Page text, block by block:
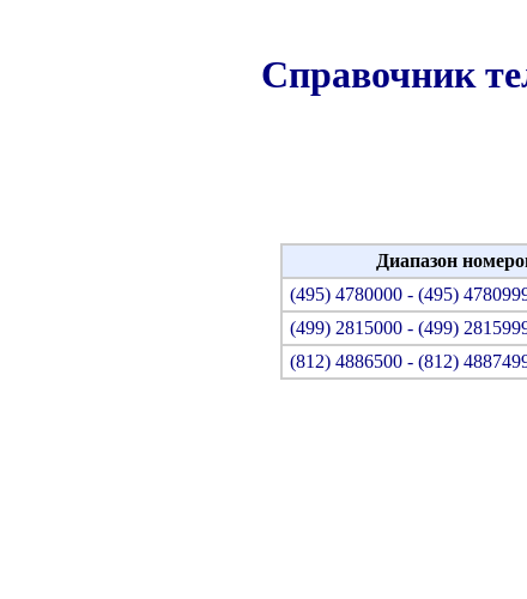
Справочник
Диапазон
(495) 4780000 - (495)
(499) 2815000 - (499)
(812) 4886500 - (812)